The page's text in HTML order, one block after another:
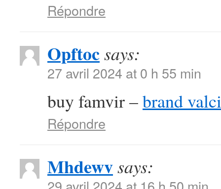
Répondre
Opftocsays:
27 avril 2024 at 0 h 55 min
buy famvir –brand
Répondre
Mhdewvsays: